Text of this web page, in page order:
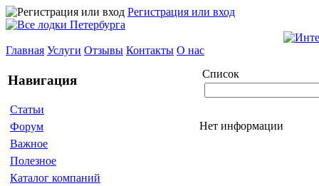
Регистрация или вход
Главная Услуги Отзывы Контакты О нас
Навигация
Статьи
Форум
Важное
Полезное
Каталог компаний
Список
Нет информации